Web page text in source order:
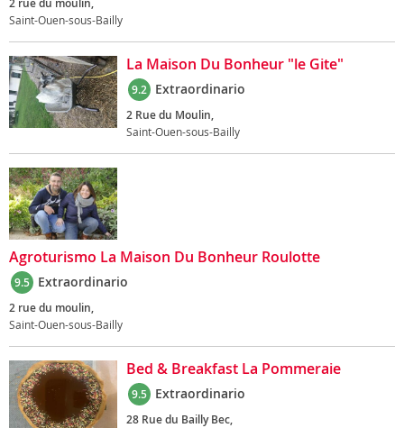
2 rue du moulin,
Saint-Ouen-sous-Bailly
La Maison Du Bonheur "le Gite"
9.2 Extraordinario
2 Rue du Moulin,
Saint-Ouen-sous-Bailly
Agroturismo La Maison Du Bonheur Roulotte
9.5 Extraordinario
2 rue du moulin,
Saint-Ouen-sous-Bailly
Bed & Breakfast La Pommeraie
9.5 Extraordinario
28 Rue du Bailly Bec,